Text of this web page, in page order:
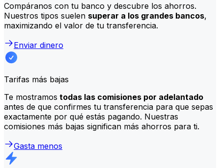
Compáranos con tu banco y descubre los ahorros.
Nuestros tipos suelen superar a los grandes bancos,
maximizando el valor de tu transferencia.
Enviar dinero
Tarifas más bajas
Te mostramos todas las comisiones por adelantado
antes de que confirmes tu transferencia para que sepas
exactamente por qué estás pagando. Nuestras
comisiones más bajas significan más ahorros para ti.
Gasta menos